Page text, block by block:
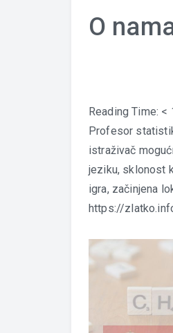
O
Reading Time: <
Profesor
istraživač
jeziku, sklonost
igra, začinjena
https://